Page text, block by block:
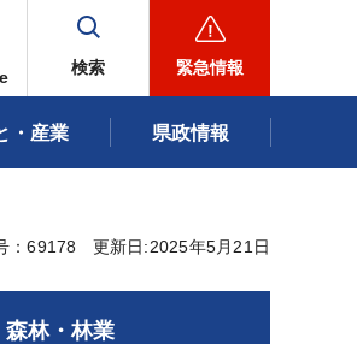
検索 緊急情報
・産業 県政情報
：69178 更新日:2025年5月21日
森林・林業